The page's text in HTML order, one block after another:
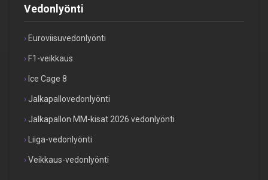
Vedonlyönti
Euroviisuvedonlyönti
F1-veikkaus
Ice Cage 8
Jalkapallovedonlyönti
Jalkapallon MM-kisat 2026 vedonlyönti
Liiga-vedonlyönti
Veikkaus-vedonlyönti